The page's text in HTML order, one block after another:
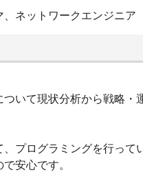
ネットワークエンジニア
いて現状分析から戦略
プログラミングを行っ
安心です。